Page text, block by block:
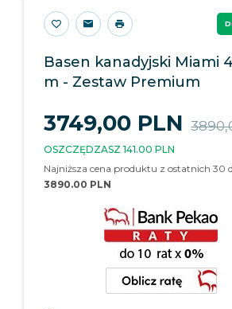
Basen kanadyjski Miami
m - Zestaw Premium
3749,00 PLN
OSZCZĘDZASZ 141.00 PLN
Najniższa cena produktu z ostatnich 30
3890.00 PLN